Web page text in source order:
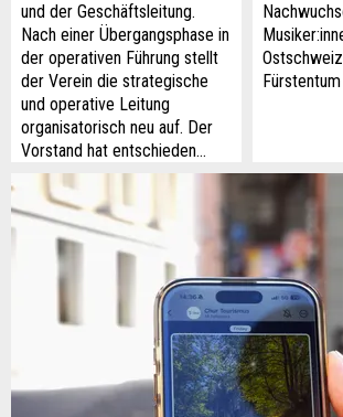
und der Geschäftsleitung.
Nach einer Übergangsphase in
der operativen Führung stellt
der Verein die strategische
und operative Leitung
organisatorisch neu auf. Der
Vorstand hat entschieden…